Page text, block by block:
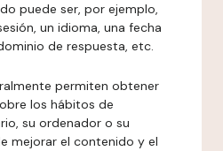
puede ser, por ejemplo,
un idioma, una fecha
de respuesta, etc.
permiten obtener
los hábitos de
su ordenador o su
mejorar el contenido y el